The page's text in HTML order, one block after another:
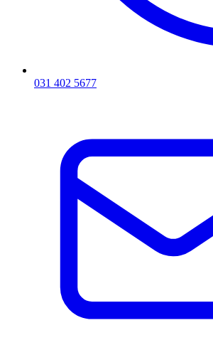
031 402 5677